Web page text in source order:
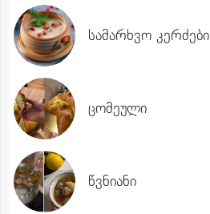
სამარხვო კერძები
ცომეული
წვნიანი